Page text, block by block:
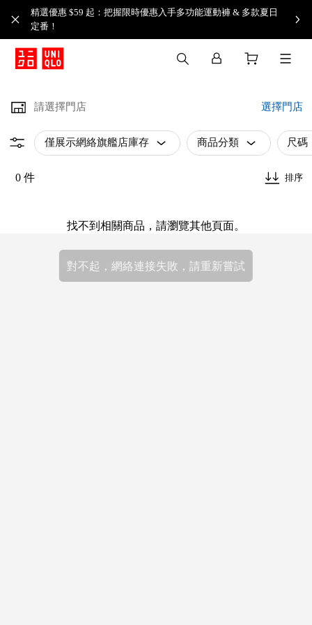
精選優惠 $59 起：把握限時優惠入手多功能運動褲 & 多款夏日
定番！​
請選擇門店 選擇門店
僅展示網絡旗艦店庫存 商品分類 尺碼
0 件 排序
找不到相關商品，請瀏覽其他頁面。
對不起，網絡連接失敗，請重新嘗試